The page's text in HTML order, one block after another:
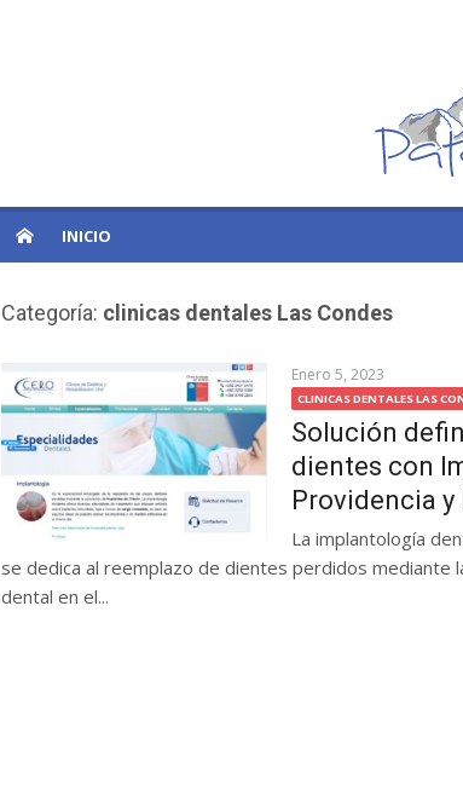
INICIO
Categoría: clinicas dentales Las Condes
Enero 5, 2023
CLINICAS DENTALES LAS
Solución
dientes con
Providencia y
La implantología
se dedica al reemplazo de dientes perdidos mediante
dental en el...